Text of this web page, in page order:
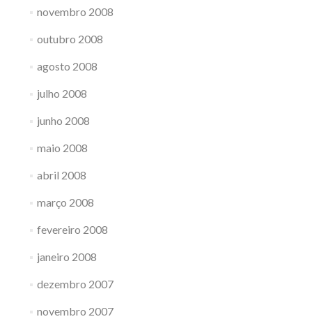
novembro 2008
outubro 2008
agosto 2008
julho 2008
junho 2008
maio 2008
abril 2008
março 2008
fevereiro 2008
janeiro 2008
dezembro 2007
novembro 2007